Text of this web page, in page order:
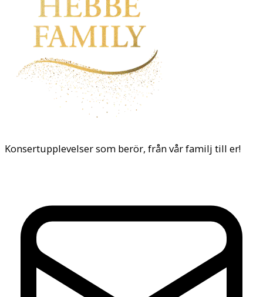
Konsertupplevelser som berör, från vår familj till er!